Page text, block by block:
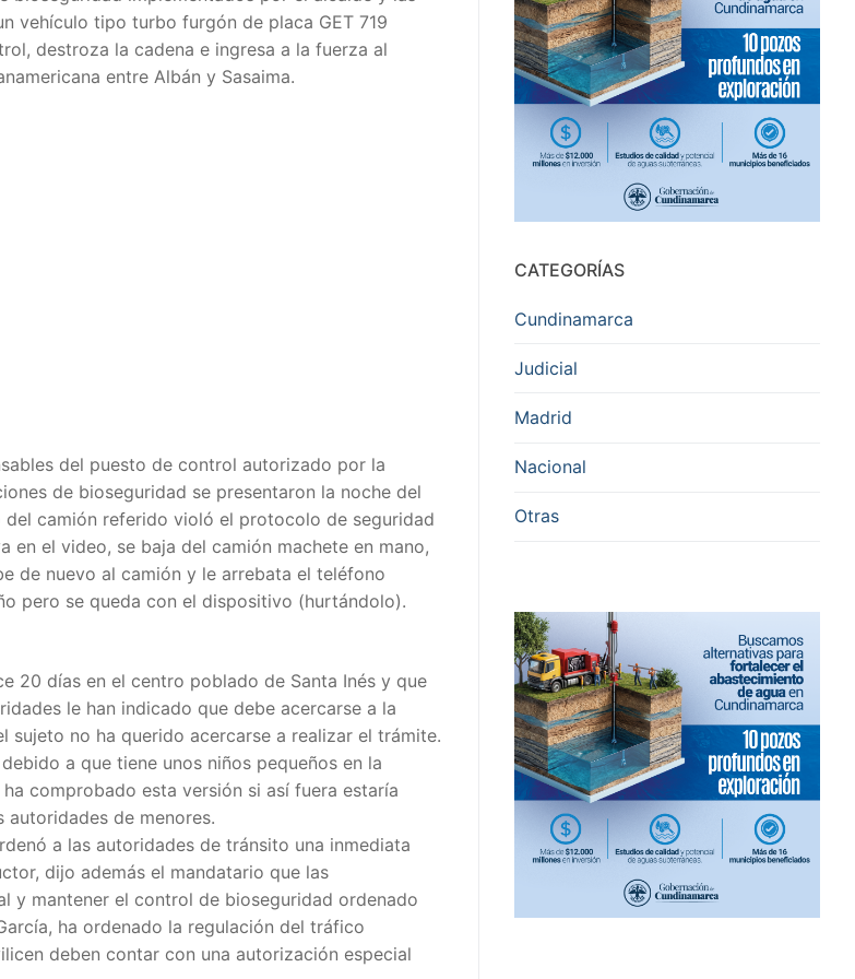
vehículo tipo turbo furgón de placa GET 719
destroza la cadena e ingresa a la fuerza al
entre Albán y Sasaima.
del puesto de control autorizado por la
de bioseguridad se presentaron la noche del
camión referido violó el protocolo de seguridad
el video, se baja del camión machete en mano,
de nuevo al camión y le arrebata el teléfono
pero se queda con el dispositivo (hurtándolo).
20 días en el centro poblado de Santa Inés y que
le han indicado que debe acercarse a la
sujeto no ha querido acercarse a realizar el trámite.
a que tiene unos niños pequeños en la
comprobado esta versión si así fuera estaría
de menores.
a las autoridades de tránsito una inmediata
dijo además el mandatario que las
y mantener el control de bioseguridad ordenado
ha ordenado la regulación del tráfico
deben contar con una autorización especial
CATEGORÍAS
Cundinamarca
Judicial
Madrid
Nacional
Otras